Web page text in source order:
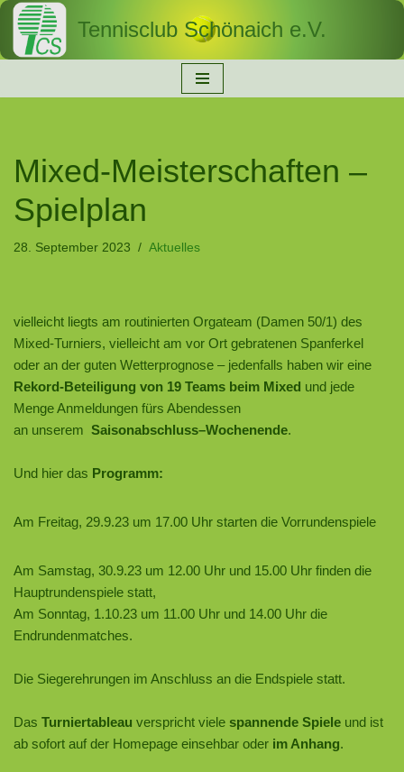
Zum
Tennisclub Schönaich e.V.
Mixed-Meisterschaften –
Spielplan
28. September 2023 Aktuelles
vielleicht liegts am routinierten Orgateam (Damen 50/1) des
Mixed-Turniers, vielleicht am vor Ort gebratenen Spanferkel
oder an der guten Wetterprognose – jedenfalls haben wir eine
Rekord-Beteiligung von 19 Teams beim Mixed und jede
Menge Anmeldungen fürs Abendessen
an unserem Saisonabschluss–Wochenende.
Und hier das Programm:
Am Freitag, 29.9.23 um 17.00 Uhr starten die Vorrundenspiele
Am Samstag, 30.9.23 um 12.00 Uhr und 15.00 Uhr finden die
Hauptrundenspiele statt,
Am Sonntag, 1.10.23 um 11.00 Uhr und 14.00 Uhr die
Endrundenmatches.
Die Siegerehrungen im Anschluss an die Endspiele statt.
Das Turniertableau verspricht viele spannende Spiele und ist
ab sofort auf der Homepage einsehbar oder im Anhang.